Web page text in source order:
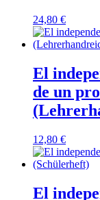
24,80 €
El
de un
12,80 €
El